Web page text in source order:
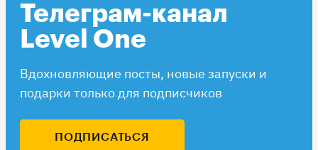
Телеграм-канал
Level One
Вдохновляющие посты, новые запуски и
подарки только для подписчиков
ПОДПИСАТЬСЯ